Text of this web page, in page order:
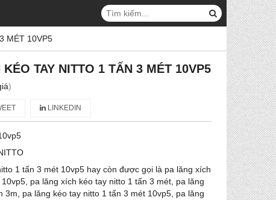
MÉT 10VP5
KÉO TAY NITTO 1 TẤN 3 MÉT 10VP5
)
LINKEDIN
1 tấn 3 mét 10vp5 hay còn được gọi là pa lăng xích
pa lăng xích kéo tay nitto 1 tấn 3 mét, pa lăng
3m, pa lăng kéo tay nitto 1 tấn 3 mét 10vp5, pa lăng